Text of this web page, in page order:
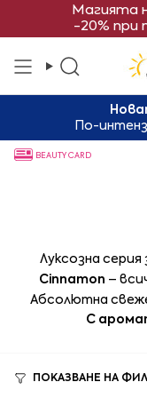
Преминете
По-
Магията
-20% при
Търсене
BEAUTY CARD
Луксозна серия
Cinnamon –
Абсолютна
С
ПОКАЗВАНЕ НА